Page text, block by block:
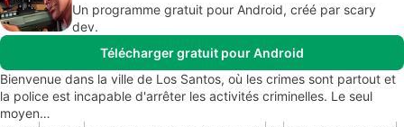
Un programme gratuit pour Android, créé par scary
dev.
Télécharger gratuit pour Android
Bienvenue dans la ville de Los Santos, où les crimes sont partout et
la police est incapable d'arrêter les activités criminelles. Le seul
moyen…